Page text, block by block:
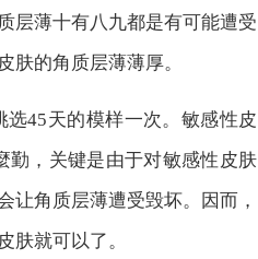
层薄十有八九都是有可能遭受
肤的角质层薄薄厚。
45天的模样一次。敏感性皮
勤，关键是由于对敏感性皮肤
让角质层薄遭受毁坏。因而，
肤就可以了。